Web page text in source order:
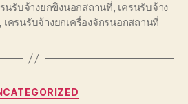
นรับจ้างยกขิงนอกสถานที่, เครนรับจ้าง
, เครนรับจ้างยกเครื่องจักรนอกสถานที่
Categories